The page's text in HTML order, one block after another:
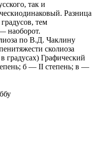
так и
Разница
тем
наоборот.
по В.Д. Чаклину
сколиоза
градусах) Графический
б — II степень; в —